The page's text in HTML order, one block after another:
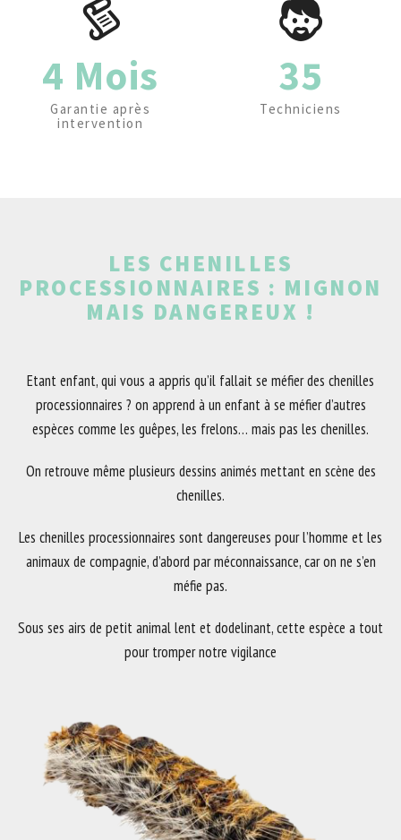
4 Mois
Garantie après
intervention
35
Techniciens
LES CHENILLES
PROCESSIONNAIRES : MIGNON
MAIS DANGEREUX !
Etant enfant, qui vous a appris qu’il fallait se méfier des chenilles
processionnaires ? on apprend à un enfant à se méfier d’autres
espèces comme les guêpes, les frelons… mais pas les chenilles.
On retrouve même plusieurs dessins animés mettant en scène des
chenilles.
Les chenilles processionnaires sont dangereuses pour l’homme et les
animaux de compagnie, d’abord par méconnaissance, car on ne s’en
méfie pas.
Sous ses airs de petit animal lent et dodelinant, cette espèce a tout
pour tromper notre vigilance